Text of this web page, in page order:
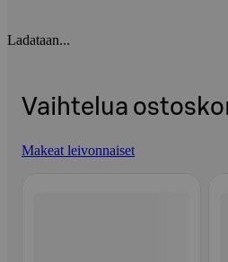
Ladataan...
Vaihtelua
Makeat leivonnaiset